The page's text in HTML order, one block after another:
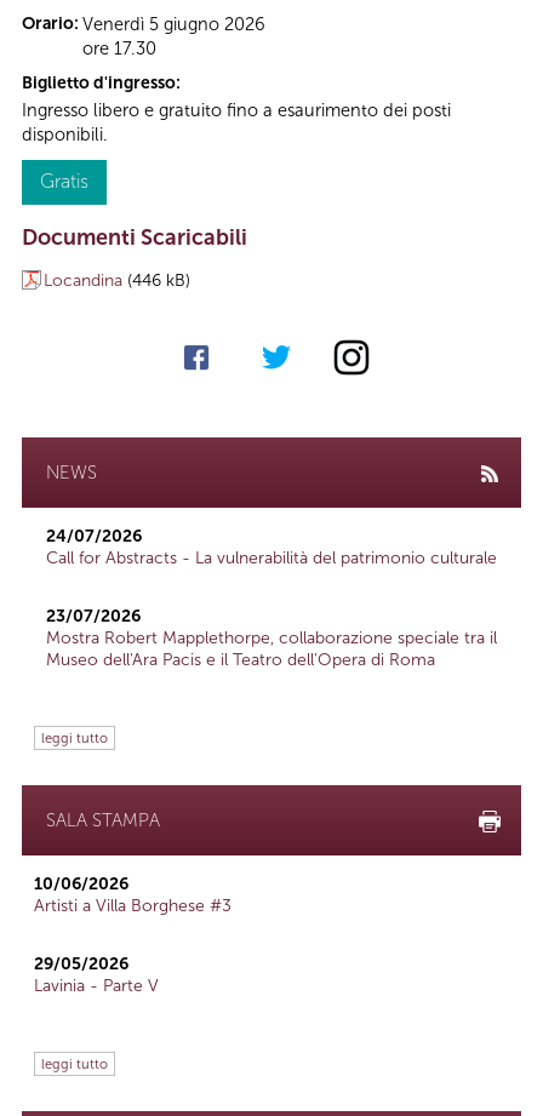
Orario: Venerdì 5 giugno 2026
ore 17.30
Biglietto d'ingresso:
Ingresso libero e gratuito fino a esaurimento dei posti
disponibili.
Gratis
Documenti Scaricabili
Locandina (446 kB)
NEWS
24/07/2026
Call for Abstracts - La vulnerabilità del patrimonio culturale
23/07/2026
Mostra Robert Mapplethorpe, collaborazione speciale tra il
Museo dell'Ara Pacis e il Teatro dell'Opera di Roma
leggi tutto
SALA STAMPA
10/06/2026
Artisti a Villa Borghese #3
29/05/2026
Lavinia - Parte V
leggi tutto